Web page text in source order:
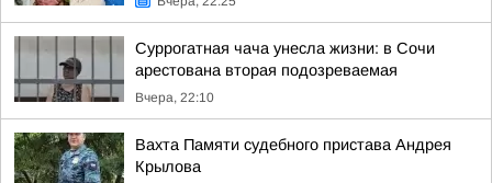
Суррогатная чача унесла жизни: в Сочи
арестована вторая подозреваемая
Вчера, 22:10
Вахта Памяти судебного пристава Андрея
Крылова